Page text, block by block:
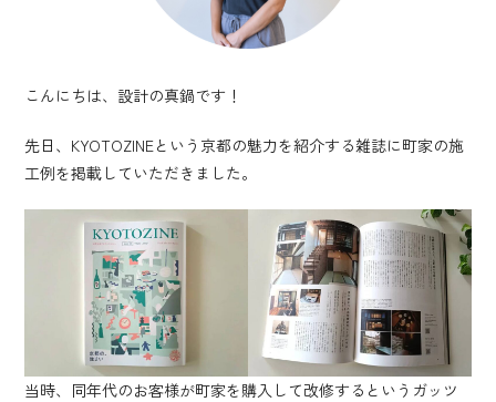
こんにちは、設計の真鍋です！
先日、KYOTOZINEという京都の魅力を紹介する雑誌に町家の施
工例を掲載していただきました。
当時、同年代のお客様が町家を購入して改修するというガッツ